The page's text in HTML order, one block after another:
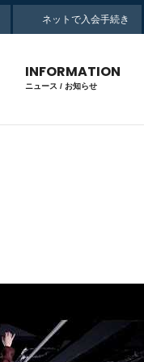
INFORMATION
ニュース / お知らせ
ネットで入会手続き